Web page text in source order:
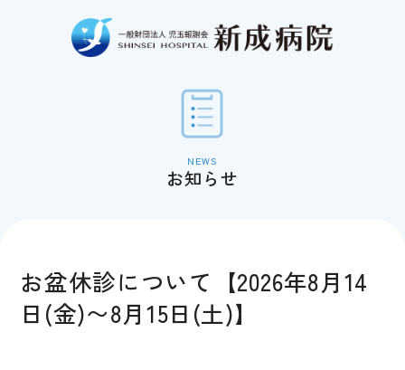
お知らせ
お盆休診について【2026年8月14
日(金)〜8月15日(土)】